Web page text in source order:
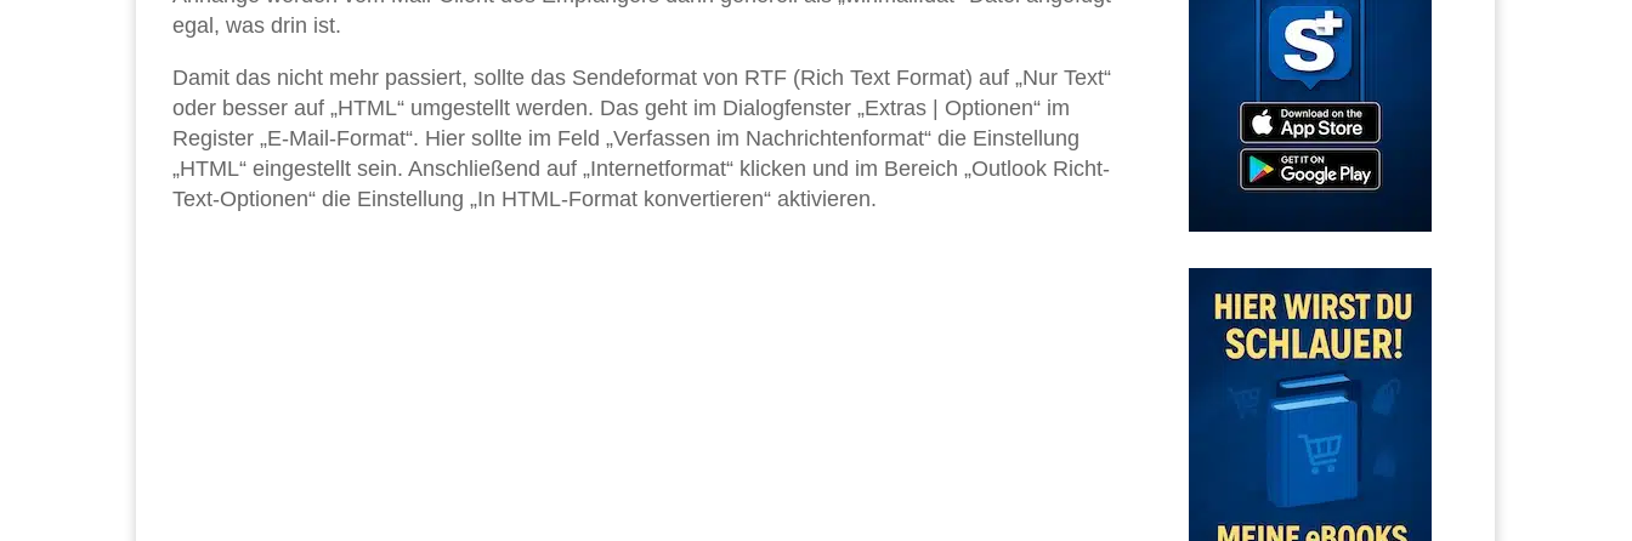
egal, was drin ist.
Damit das nicht mehr passiert, sollte das Sendeformat von RTF (Rich Text Format) auf „Nur Text“
oder besser auf „HTML“ umgestellt werden. Das geht im Dialogfenster „Extras | Optionen“ im
Register „E-Mail-Format“. Hier sollte im Feld „Verfassen im Nachrichtenformat“ die Einstellung
„HTML“ eingestellt sein. Anschließend auf „Internetformat“ klicken und im Bereich „Outlook Richt-
Text-Optionen“ die Einstellung „In HTML-Format konvertieren“ aktivieren.